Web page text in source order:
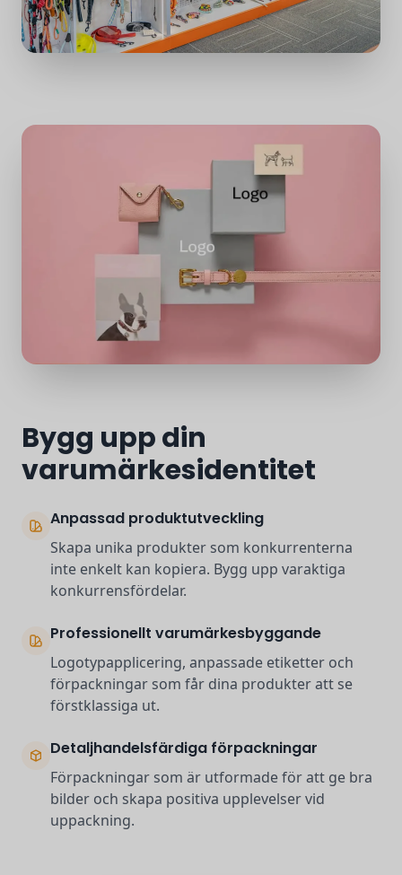
Bygg upp din
varumärkesidentitet
Anpassad produktutveckling
Skapa unika produkter som konkurrenterna
inte enkelt kan kopiera. Bygg upp varaktiga
konkurrensfördelar.
Professionellt varumärkesbyggande
Logotypapplicering, anpassade etiketter och
förpackningar som får dina produkter att se
förstklassiga ut.
Detaljhandelsfärdiga förpackningar
Förpackningar som är utformade för att ge bra
bilder och skapa positiva upplevelser vid
uppackning.